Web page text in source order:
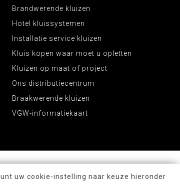
Brandwerende kluizen
Hotel kluissystemen
Installatie service kluizen
Kluis kopen waar moet u opletten
Kluizen op maat of project
Ons distributiecentrum
Braakwerende kluizen
VGW-informatiekaart
uw cookie-instelling naar keuze hieronder